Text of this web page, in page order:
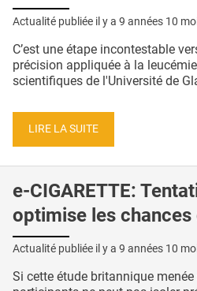
Actualité publiée il y a 9 années 10
C’est une étape incontestable
précision appliquée à la
scientifiques de l'Université de
LIRE LA SUITE
e-CIGARETTE:
optimise les chances
Actualité publiée il y a 9 années 10
Si cette étude britannique